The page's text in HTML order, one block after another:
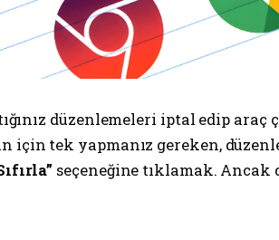
düzenlemeleri iptal edip
için tek yapmanız gereken,
seçeneğine tıklamak.